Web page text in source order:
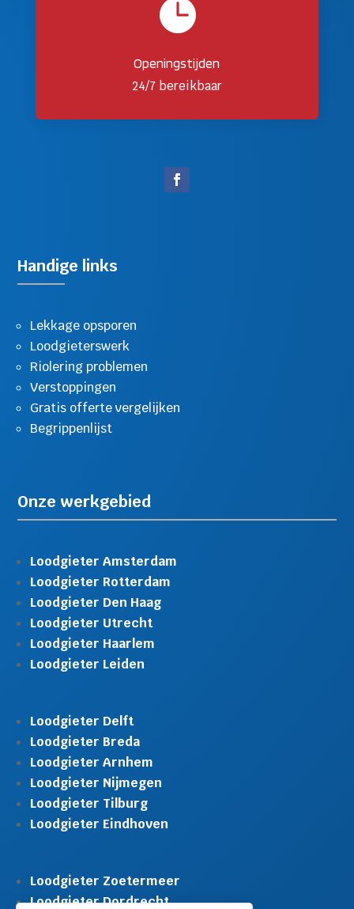

Openingstijden
24/7 bereikbaar
Handige links
Lekkage opsporen
Loodgieterswerk
Riolering problemen
Verstoppingen
Gratis offerte vergelijken
Begrippenlijst
Onze werkgebied
Loodgieter Amsterdam
Loodgieter Rotterdam
Loodgieter Den Haag
Loodgieter Utrecht
Loodgieter Haarlem
Loodgieter Leiden
Loodgieter Delft
Loodgieter Breda
Loodgieter Arnhem
Loodgieter Nijmegen
Loodgieter Tilburg
Loodgieter Eindhoven
Loodgieter Zoetermeer
Loodgieter Dordrecht